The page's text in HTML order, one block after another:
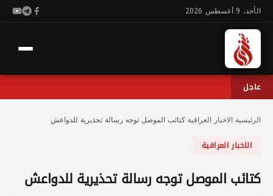
الأحد، 9 أغسطس 2026
عاجل
الرئيسية الاخبار العراقية كتائب الموصل توجه رسالة تحذيرية للدواعش
الاخبار العراقية
كتائب الموصل توجه رسالة تحذيرية للدواعش